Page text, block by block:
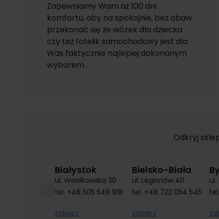
Zapewniamy Wam aż 100 dni
komfortu, aby na spokojnie, bez obaw
przekonać się że wózek dla dziecka
czy też fotelik samochodowy jest dla
Was faktycznie najlepiej dokonanym
wyborem.
Odkryj
Białystok
ul. Wasilkowska 30
tel. +48 505 549 918
zobacz
Bielsko-Biała
ul. Legionów 40
tel. +48 722 054 545
zobacz
tel.